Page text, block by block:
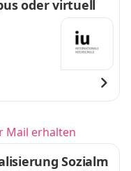
oder virtuell
Mail erhalten
Sozialm